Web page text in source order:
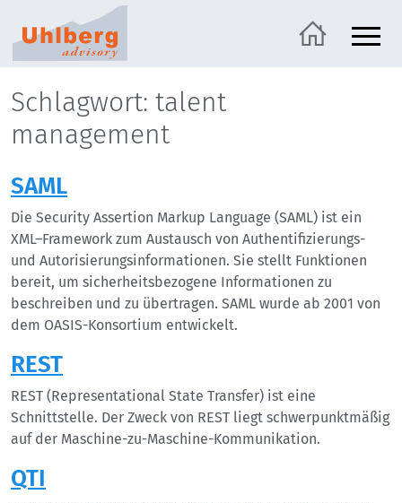
Schlagwort: talent
management
SAML
Die Security Assertion Markup Language (SAML) ist ein
XML–Framework zum Austausch von Authentifizierungs-
und Autorisierungsinformationen. Sie stellt Funktionen
bereit, um sicherheitsbezogene Informationen zu
beschreiben und zu übertragen. SAML wurde ab 2001 von
dem OASIS-Konsortium entwickelt.
REST
REST (Representational State Transfer) ist eine
Schnittstelle. Der Zweck von REST liegt schwerpunktmäßig
auf der Maschine-zu-Maschine-Kommunikation.
QTI